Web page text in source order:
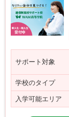
サポート対象
学校のタイプ
入学可能エリア